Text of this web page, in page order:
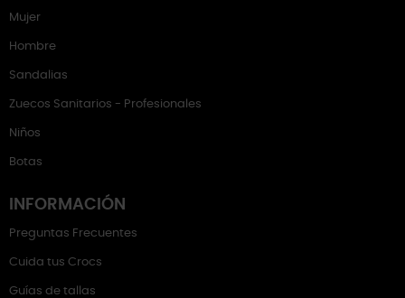
Mujer
Hombre
Sandalias
Zuecos Sanitarios - Profesionales
Niños
Botas
INFORMACIÓN
Preguntas Frecuentes
Cuida tus Crocs
Guías de tallas